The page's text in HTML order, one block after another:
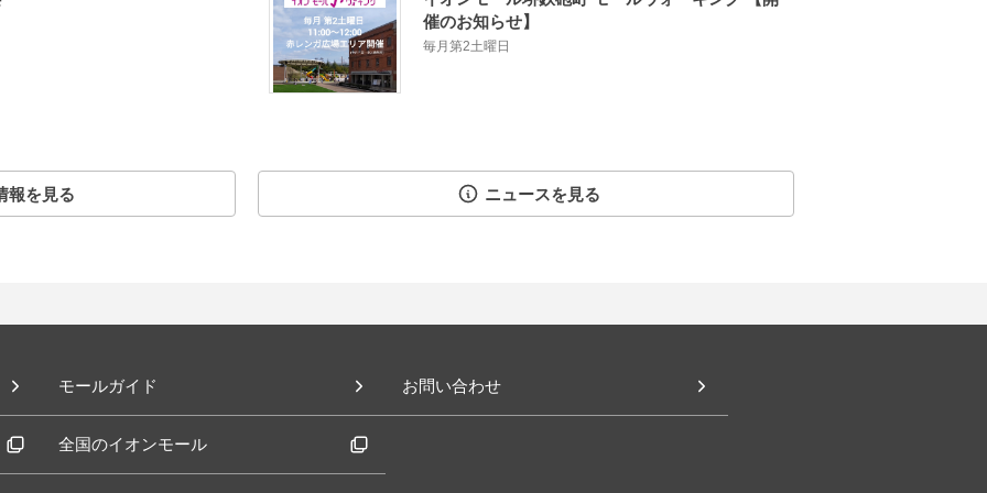
催のお知らせ】
毎月第2土曜日
報を見る ニュースを見る
モールガイド お問い合わせ
全国のイオンモール